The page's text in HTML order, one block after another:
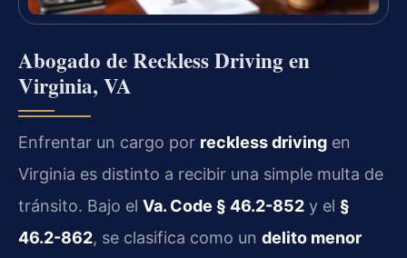
Abogado de Reckless Driving en
Virginia, VA
Enfrentar un cargo por reckless driving en
Virginia es distinto a recibir una simple multa de
tránsito. Bajo el Va. Code § 46.2-852 y el §
46.2-862, se clasifica como un delito menor